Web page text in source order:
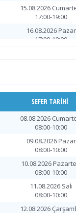
15.08.2026
17:00-19:00
16.08.2026 Pazar
17:00-19:00
17:00-19:00
19.08.2026
17:00-19:00
20.08.2026
17:00-19:00
21.08.2026 Cuma
17:00-19:00
22.08.2026
17:00-19:00
23.08.2026 Pazar
17:00-19:00
24.08.2026
SEFER TARIHI
08.08.2026
08:00-10:00
09.08.2026 Pazar
08:00-10:00
10.08.2026
08:00-10:00
11.08.2026 Salı
08:00-10:00
12.08.2026